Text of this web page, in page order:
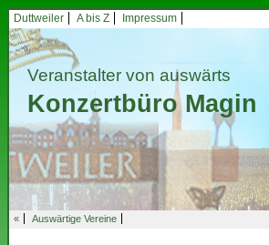
Duttweiler A bis Z Impressum
Veranstalter von auswärts
Konzertbüro Magin
« Auswärtige Vereine